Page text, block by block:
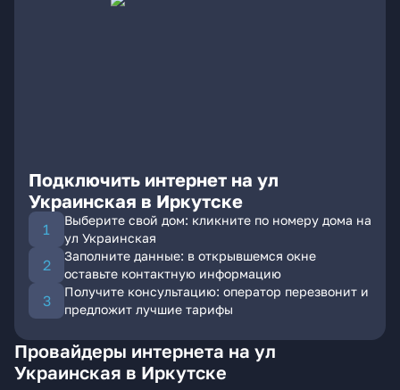
Подключить интернет на ул
Украинская в Иркутске
Выберите свой дом: кликните по номеру дома на
ул Украинская
Заполните данные: в открывшемся окне
оставьте контактную информацию
Получите консультацию: оператор перезвонит и
предложит лучшие тарифы
Провайдеры интернета на ул
Украинская в Иркутске